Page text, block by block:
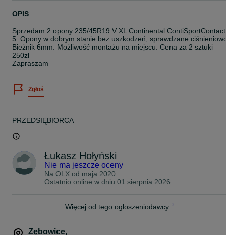
Szerokość
OPIS
Sprzedam 2 opony 235/45R19 V XL Continental ContiSportContact
5. Opony w dobrym stanie bez uszkodzeń, sprawdzane
Bieżnik 6mm. Możliwość montażu na miejscu. Cena za 2 sztuki
250zl
Zapraszam
Zgłoś
PRZEDSIĘBIORCA
Łukasz Hołyński
Nie ma jeszcze oceny
Na OLX od maja 2020
Ostatnio online w dniu 01 sierpnia 2026
Więcej od tego ogłoszeniodawcy
Zębowice,